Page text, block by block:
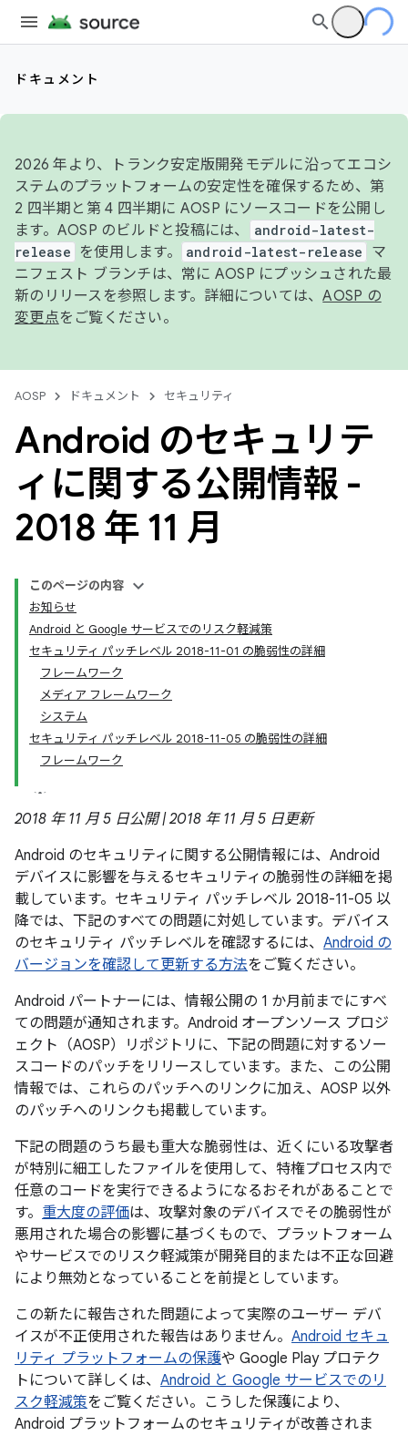
ドキュメント
2026 年より、トランク安定版開発モデルに沿ってエコシ
ステムのプラットフォームの安定性を確保するため、第
2 四半期と第 4 四半期に AOSP にソースコードを公開し
ます。AOSP のビルドと投稿には、
android-latest-
release
を使用します。 android-latest-release
マ
ニフェスト ブランチは、常に AOSP にプッシュされた最
新のリリースを参照します。詳細については、AOSP の
変更点をご覧ください。
AOSP ドキュメント セキュリティ
Android のセキュリテ
ィに関する公開情報 -
2018 年 11 月
このページの内容
お知らせ
Android と Google サービスでのリスク軽減策
セキュリティ パッチレベル 2018-11-01 の脆弱性の詳細
フレームワーク
メディア フレームワーク
システム
セキュリティ パッチレベル 2018-11-05 の脆弱性の詳細
フレームワーク
2018 年 11 月 5 日公開 | 2018 年 11 月 5 日更新
Android のセキュリティに関する公開情報には、Android
デバイスに影響を与えるセキュリティの脆弱性の詳細を掲
載しています。セキュリティ パッチレベル 2018-11-05 以
降では、下記のすべての問題に対処しています。デバイス
のセキュリティ パッチレベルを確認するには、 Android の
バージョンを確認して更新する方法をご覧ください。
Android パートナーには、情報公開の 1 か月前までにすべ
ての問題が通知されます。Android オープンソース プロジ
ェクト（AOSP）リポジトリに、下記の問題に対するソー
スコードのパッチをリリースしています。また、この公開
情報では、これらのパッチへのリンクに加え、AOSP 以外
のパッチへのリンクも掲載しています。
下記の問題のうち最も重大な脆弱性は、近くにいる攻撃者
が特別に細工したファイルを使用して、特権プロセス内で
任意のコードを実行できるようになるおそれがあることで
す。 重大度の評価は、攻撃対象のデバイスでその脆弱性が
悪用された場合の影響に基づくもので、プラットフォーム
やサービスでのリスク軽減策が開発目的または不正な回避
により無効となっていることを前提としています。
この新たに報告された問題によって実際のユーザー デバ
イスが不正使用された報告はありません。 Android セキュ
リティ プラットフォームの保護や Google Play プロテク
トについて詳しくは、 Android と Google サービスでのリ
スク軽減策をご覧ください。こうした保護により、
Android プラットフォームのセキュリティが改善されま